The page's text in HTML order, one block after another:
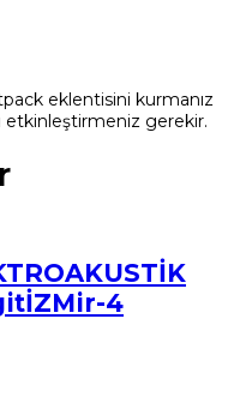
eklentisini kurmanız
gerekir.
4